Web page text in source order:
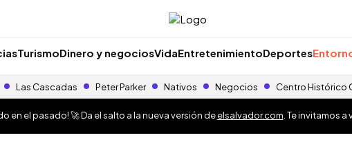
TurismoDinero y negociosVidaEntretenimientoDeportes
Las Cascadas Peter Parker Nativos Negocios Centro Histórico
en el pasado! 🚀 Da el salto a la nueva versión deelsalvador.com . Te invitamos